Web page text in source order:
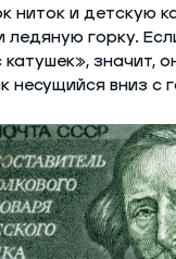
ниток и детскую
ледяную горку.
значит,
несущийся вниз с